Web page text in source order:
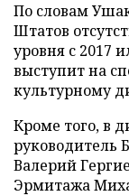
По словам
Штатов
уровня с 2017
выступит на
культурному
Кроме того, в
руководитель
Валерий
Эрмитажа